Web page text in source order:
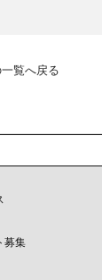
覧へ戻る
募集